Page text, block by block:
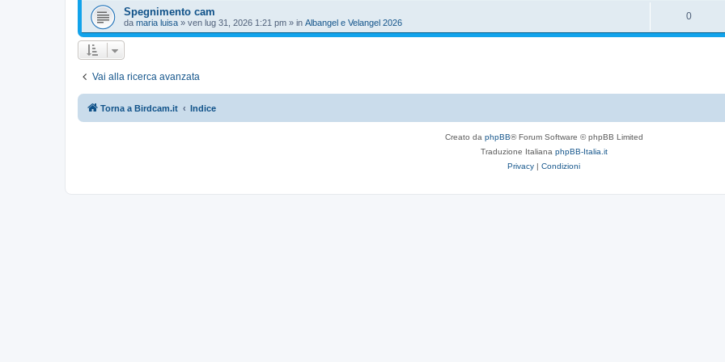
p
p
e
Spegnimento cam
da maria luisa » ven lug 31, 2026 1:21 pm » in Albangel e Velangel 2026
0R
i
s
Vai alla ricerca avanzata
Torna a Birdcam.it Indice
Creato da phpBB® Forum Software © phpBB Limited
Traduzione Italiana phpBB-Italia.it
Privacy | Condizioni